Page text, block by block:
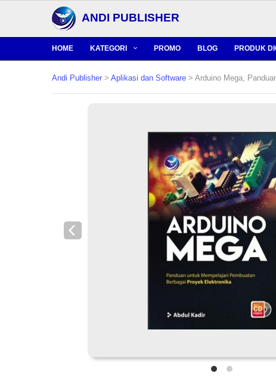
ANDI PUBLISHER
HOME KATEGORI PROMO BLOG PRODUK
Andi Publisher > Aplikasi dan Software > Arduino Mega,